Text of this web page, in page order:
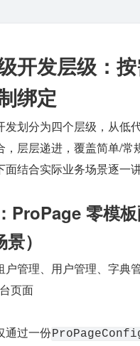
开发层级：按
绑定
发划分为四个层级，从低
，层层递进，覆盖简单/常
结合实际业务场景逐一讲
ProPage 零模
）
户管理、用户管理、字典
页面
通过一份